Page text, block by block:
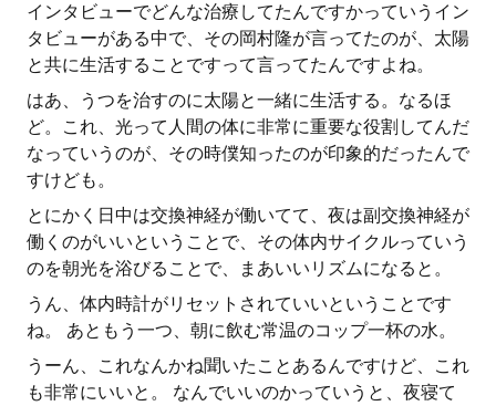
インタビューでどんな治療してたんですかっていうイン
タビューがある中で、その岡村隆が言ってたのが、太陽
と共に生活することですって言ってたんですよね。
はあ、うつを治すのに太陽と一緒に生活する。なるほ
ど。これ、光って人間の体に非常に重要な役割してんだ
なっていうのが、その時僕知ったのが印象的だったんで
すけども。
とにかく日中は交換神経が働いてて、夜は副交換神経が
働くのがいいということで、その体内サイクルっていう
のを朝光を浴びることで、まあいいリズムになると。
うん、体内時計がリセットされていいということです
ね。 あともう一つ、朝に飲む常温のコップ一杯の水。
うーん、これなんかね聞いたことあるんですけど、これ
も非常にいいと。 なんでいいのかっていうと、夜寝て